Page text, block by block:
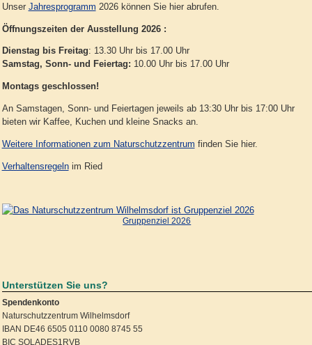
Unser Jahresprogramm 2026 können Sie hier abrufen.
Öffnungszeiten der Ausstellung 2026 :
Dienstag bis Freitag: 13.30 Uhr bis 17.00 Uhr
Samstag, Sonn- und Feiertag: 10.00 Uhr bis 17.00 Uhr
Montags geschlossen!
An Samstagen, Sonn- und Feiertagen jeweils ab 13:30 Uhr bis 17:00 Uhr
bieten wir Kaffee, Kuchen und kleine Snacks an.
Weitere Informationen zum Naturschutzzentrum finden Sie hier.
Verhaltensregelnim Ried
Gruppenziel 2026
Unterstützen Sie uns?
Spendenkonto
Naturschutzzentrum Wilhelmsdorf
IBAN DE46 6505 0110 0080 8745 55
BIC SOLADES1RVB